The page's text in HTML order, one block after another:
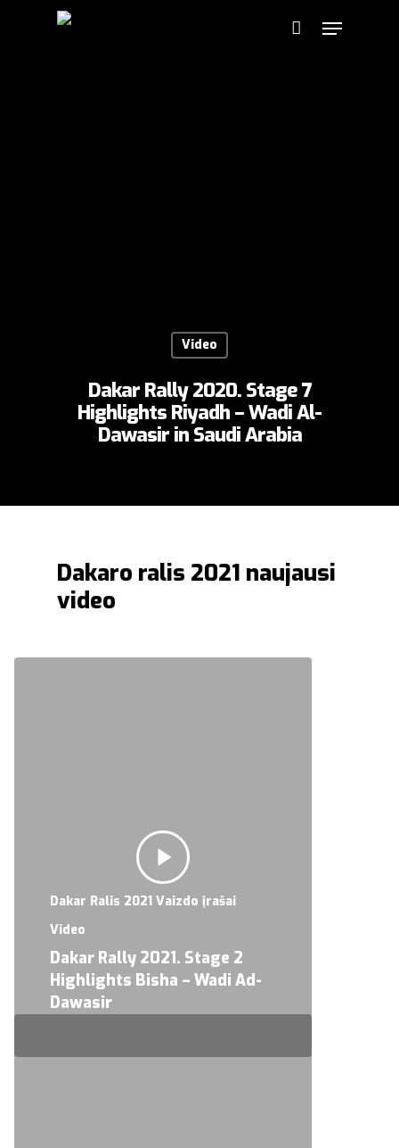
Video
Dakar Rally 2020. Stage 7
Highlights Riyadh – Wadi Al-
Dawasir in Saudi Arabia
Dakaro ralis 2021 naujausi
video
Dakar Ralis 2021 Vaizdo įrašai
Video
Dakar Rally 2021. Stage 2
Highlights Bisha – Wadi Ad-
Dawasir